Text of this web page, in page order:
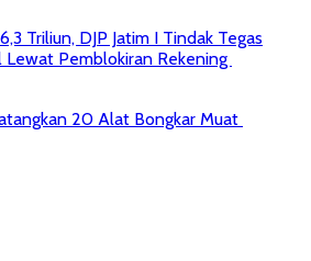
Triliun, DJP Jatim I Tindak Tegas
Lewat Pemblokiran Rekening
20 Alat Bongkar Muat